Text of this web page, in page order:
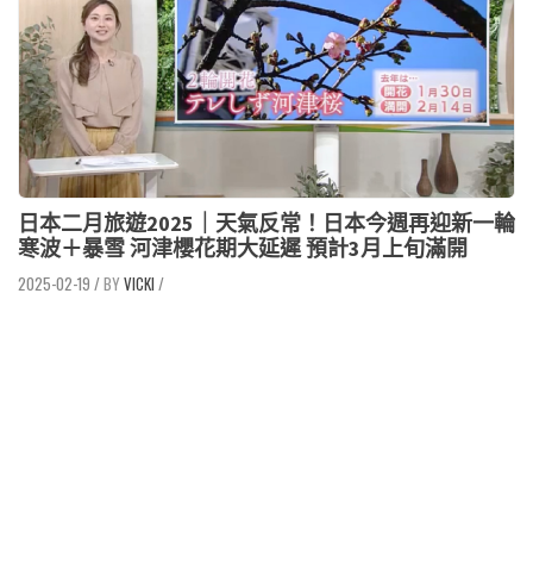
日本二月旅遊2025｜天氣反常！日本今週再迎新一輪
寒波＋暴雪 河津櫻花期大延遲 預計3月上旬滿開
2025-02-19 / VICKI /